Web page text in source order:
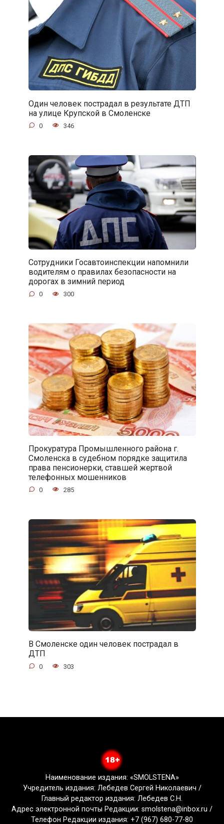
Один человек пострадал в результате ДТП
на улице Крупской в Смоленске
0 346
Сотрудники Госавтоинспекции напомнили
водителям о правилах безопасности на
дорогах в зимний период
0 300
Прокуратура Промышленного района г.
Смоленска в судебном порядке защитила
права пенсионерки, ставшей жертвой
телефонных мошенников
0 285
В Смоленске один человек пострадал в
ДТП
0 303
Наименование издания: «SMOLSTENA»
Учредитель издания: Лебедев Сергей Николаевич /
Главный редактор издания: Лебедев С.Н.
Адрес электронной почты Редакции: smolstena@inbox.ru /
Телефон Редакции издания: +7 (967) 680-77-80